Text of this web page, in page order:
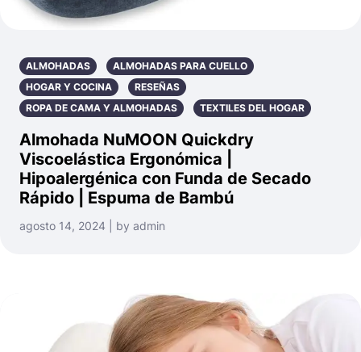
ALMOHADAS
ALMOHADAS PARA CUELLO
HOGAR Y COCINA
RESEÑAS
ROPA DE CAMA Y ALMOHADAS
TEXTILES DEL HOGAR
Almohada NuMOON Quickdry
Viscoelástica Ergonómica |
Hipoalergénica con Funda de Secado
Rápido | Espuma de Bambú
agosto 14, 2024 | by admin